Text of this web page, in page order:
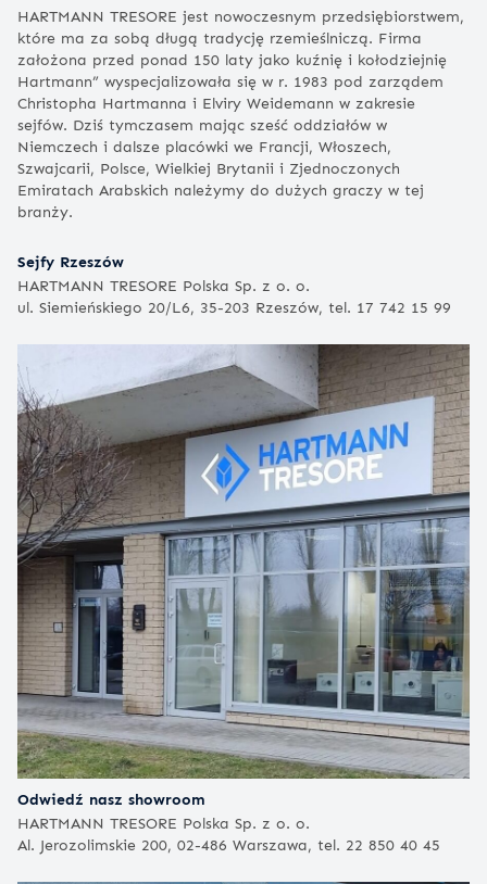
HARTMANN TRESORE jest nowoczesnym przedsiębiorstwem,
które ma za sobą długą tradycję rzemieślniczą. Firma
założona przed ponad 150 laty jako kuźnię i kołodziejnię
Hartmann” wyspecjalizowała się w r. 1983 pod zarządem
Christopha Hartmanna i Elviry Weidemann w zakresie
sejfów. Dziś tymczasem mając sześć oddziałów w
Niemczech i dalsze placówki we Francji, Włoszech,
Szwajcarii, Polsce, Wielkiej Brytanii i Zjednoczonych
Emiratach Arabskich należymy do dużych graczy w tej
branży.
Sejfy Rzeszów
HARTMANN TRESORE Polska Sp. z o. o.
ul. Siemieńskiego 20/L6, 35-203 Rzeszów, tel. 17 742 15 99
Odwiedź nasz showroom
HARTMANN TRESORE Polska Sp. z o. o.
Al. Jerozolimskie 200, 02-486 Warszawa, tel. 22 850 40 45